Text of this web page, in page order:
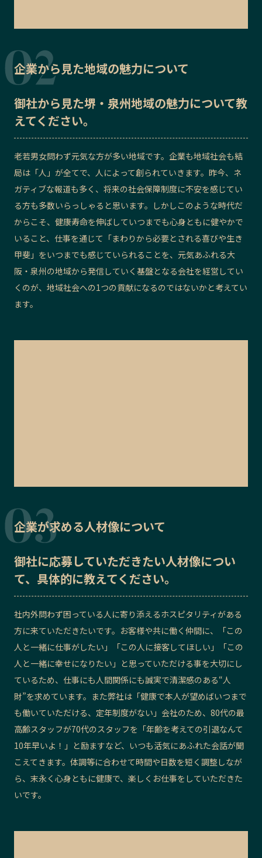
企業から見た地域の魅力について
御社から見た堺・泉州地域の魅力について教
えてください。
老若男女問わず元気な方が多い地域です。企業も地域社会も結
局は「人」が全てで、人によって創られていきます。昨今、ネ
ガティブな報道も多く、将来の社会保障制度に不安を感じてい
る方も多数いらっしゃると思います。しかしこのような時代だ
からこそ、健康寿命を伸ばしていつまでも心身ともに健やかで
いること、仕事を通じて「まわりから必要とされる喜びや生き
甲斐」をいつまでも感じていられることを、元気あふれる大
阪・泉州の地域から発信していく基盤となる会社を経営してい
くのが、地域社会への1つの貢献になるのではないかと考えてい
ます。
企業が求める人材像について
御社に応募していただきたい人材像につい
て、具体的に教えてください。
社内外問わず困っている人に寄り添えるホスピタリティがある
方に来ていただきたいです。お客様や共に働く仲間に、「この
人と一緒に仕事がしたい」「この人に接客してほしい」「この
人と一緒に幸せになりたい」と思っていただける事を大切にし
ているため、仕事にも人間関係にも誠実で清潔感のある“人
財”を求めています。また弊社は「健康で本人が望めばいつまで
も働いていただける、定年制度がない」会社のため、80代の最
高齢スタッフが70代のスタッフを「年齢を考えての引退なんて
10年早いよ！」と励ますなど、いつも活気にあふれた会話が聞
こえてきます。体調等に合わせて時間や日数を短く調整しなが
ら、末永く心身ともに健康で、楽しくお仕事をしていただきた
いです。